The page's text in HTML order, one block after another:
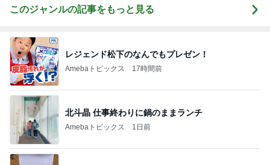
Amebaトピックス 17時間前
北斗晶 仕事終わりに鍋のままランチ
Amebaトピックス 1日前
次男がくれた旨過ぎる豚まんと焼売
Amebaトピックス 1日前